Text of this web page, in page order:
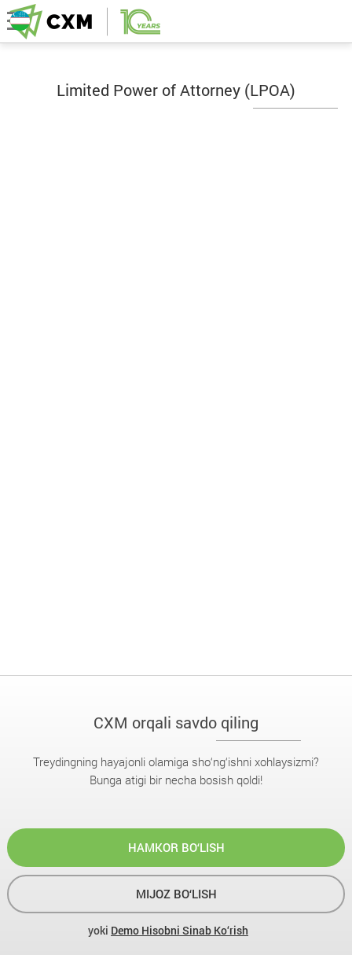
Limited Power of Attorney (LPOA)
CXM orqali savdo qiling
Treydingning hayajonli olamiga sho‘ng‘ishni xohlaysizmi?
Bunga atigi bir necha bosish qoldi!
HAMKOR BO‘LISH
MIJOZ BO‘LISH
yoki Demo Hisobni Sinab Ko‘rish